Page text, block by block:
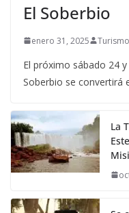
El Soberbio
enero 31, 2025
El próximo sábado 24
Soberbio se convertirá
La